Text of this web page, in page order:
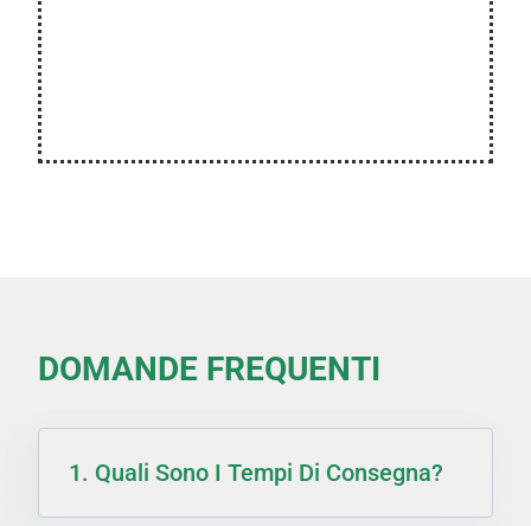
DOMANDE FREQUENTI
1. Quali Sono I Tempi Di Consegna?